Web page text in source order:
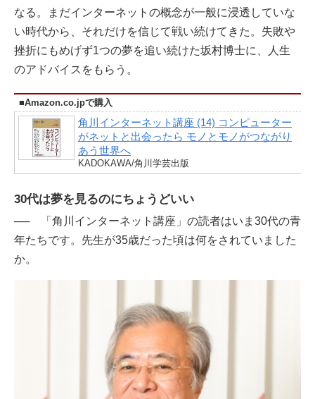
なる。まだインターネットの概念が一般に浸透していな
い時代から、それだけを信じて戦い続けてきた。失敗や
挫折にもめげず1つの夢を追い続けた坂村博士に、人生
のアドバイスをもらう。
■Amazon.co.jpで購入
角川インターネット講座 (14) コンピューター
がネットと出会ったら モノとモノがつながり
あう世界へ
KADOKAWA/角川学芸出版
30代は夢を見るのにちょうどいい
──「角川インターネット講座」の読者はいま30代の青
年たちです。先生が35歳だった頃は何をされていました
か。